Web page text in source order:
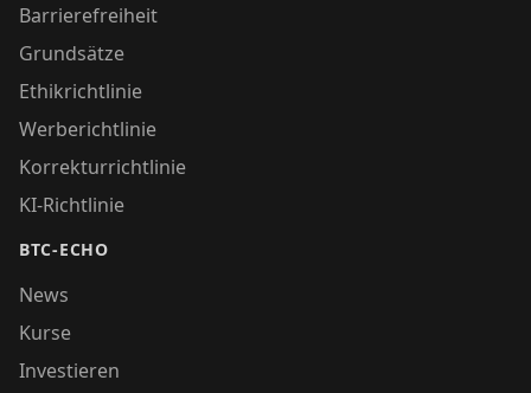
Barrierefreiheit
Grundsätze
Ethikrichtlinie
Werberichtlinie
Korrekturrichtlinie
KI-Richtlinie
BTC-ECHO
News
Kurse
Investieren